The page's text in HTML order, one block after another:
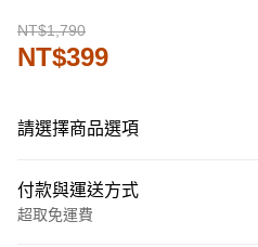
NT$1,790
NT$399
請選擇商品選項
付款與運送方式
超取免運費